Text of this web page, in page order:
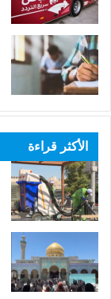
الأكثر قراءة